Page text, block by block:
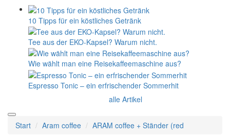
10 Tipps für ein köstliches Getränk
Tee aus der EKO-Kapsel? Warum nicht.
Wie wählt man eine Reisekaffeemaschine aus?
Espresso Tonic – ein erfrischender Sommerhit
alle Artikel
Start Aram coffee ARAM coffee + Ständer (red